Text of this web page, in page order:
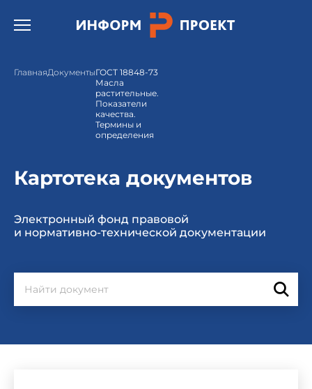
Открыть бургер меню.
ГлавнаяДокументыГОСТ 18848-73
Масла
растительные.
Показатели
качества.
Термины и
определения
Картотека документов
Электронный фонд правовой
и нормативно-технической документации